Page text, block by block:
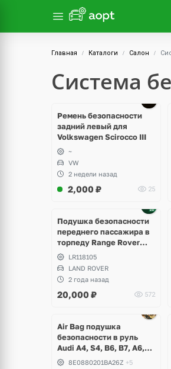
Главная Каталоги Салон
Система
Ремень безопасности
задний левый для
Volkswagen Scirocco III
~
VW
2 недели назад
2,000 ₽ 25
Подушка безопасности
переднего пассажира в
торпеду Range Rover
Sport 2 L494 рестайлинг
LR118105
LAND ROVER
2 года назад
20,000 ₽ 572
Air Bag подушка
безопасности в руль
Audi A4, S4, B6, B7, A6,
S6 C58E0880201BA26Z +5